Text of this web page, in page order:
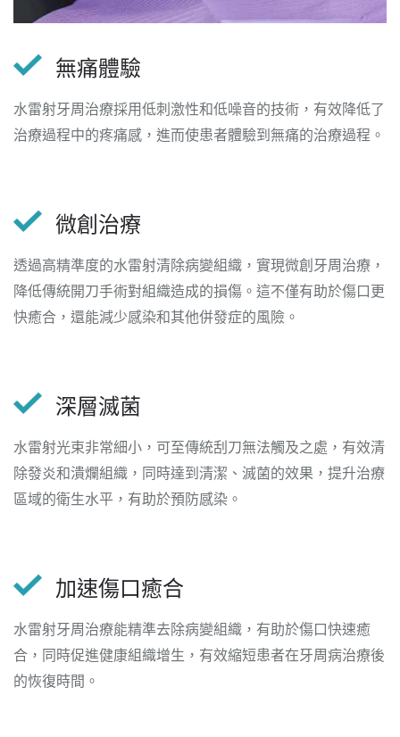
無痛體驗
水雷射牙周治療採用低刺激性和低噪音的技術，有效降低了
治療過程中的疼痛感，進而使患者體驗到無痛的治療過程。
微創治療
透過高精準度的水雷射清除病變組織，實現微創牙周治療，
降低傳統開刀手術對組織造成的損傷。這不僅有助於傷口更
快癒合，還能減少感染和其他併發症的風險。
深層滅菌
水雷射光束非常細小，可至傳統刮刀無法觸及之處，有效清
除發炎和潰爛組織，同時達到清潔、滅菌的效果，提升治療
區域的衛生水平，有助於預防感染。
加速傷口癒合
水雷射牙周治療能精準去除病變組織，有助於傷口快速癒
合，同時促進健康組織增生，有效縮短患者在牙周病治療後
的恢復時間。